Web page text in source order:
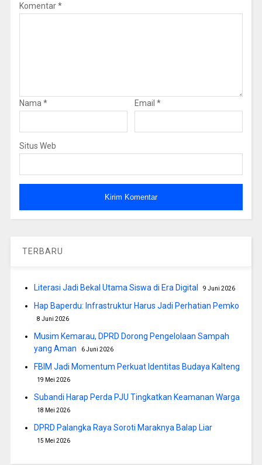
Komentar*
Nama * Email *
Situs Web
TERBARU
Literasi Jadi Bekal Utama Siswa di Era Digital 9 Juni 2026
Hap Baperdu: Infrastruktur Harus Jadi Perhatian Pemko
8 Juni 2026
Musim Kemarau, DPRD Dorong Pengelolaan Sampah
yang Aman
6 Juni 2026
FBIM Jadi Momentum Perkuat Identitas Budaya Kalteng
19 Mei 2026
Subandi Harap Perda PJU Tingkatkan Keamanan Warga
18 Mei 2026
DPRD Palangka Raya Soroti Maraknya Balap Liar
15 Mei 2026